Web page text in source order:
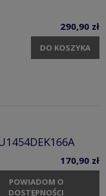
290,90 zł
DO KOSZYKA
170,90 zł
POWIADOM O
DOSTĘPNOŚCI